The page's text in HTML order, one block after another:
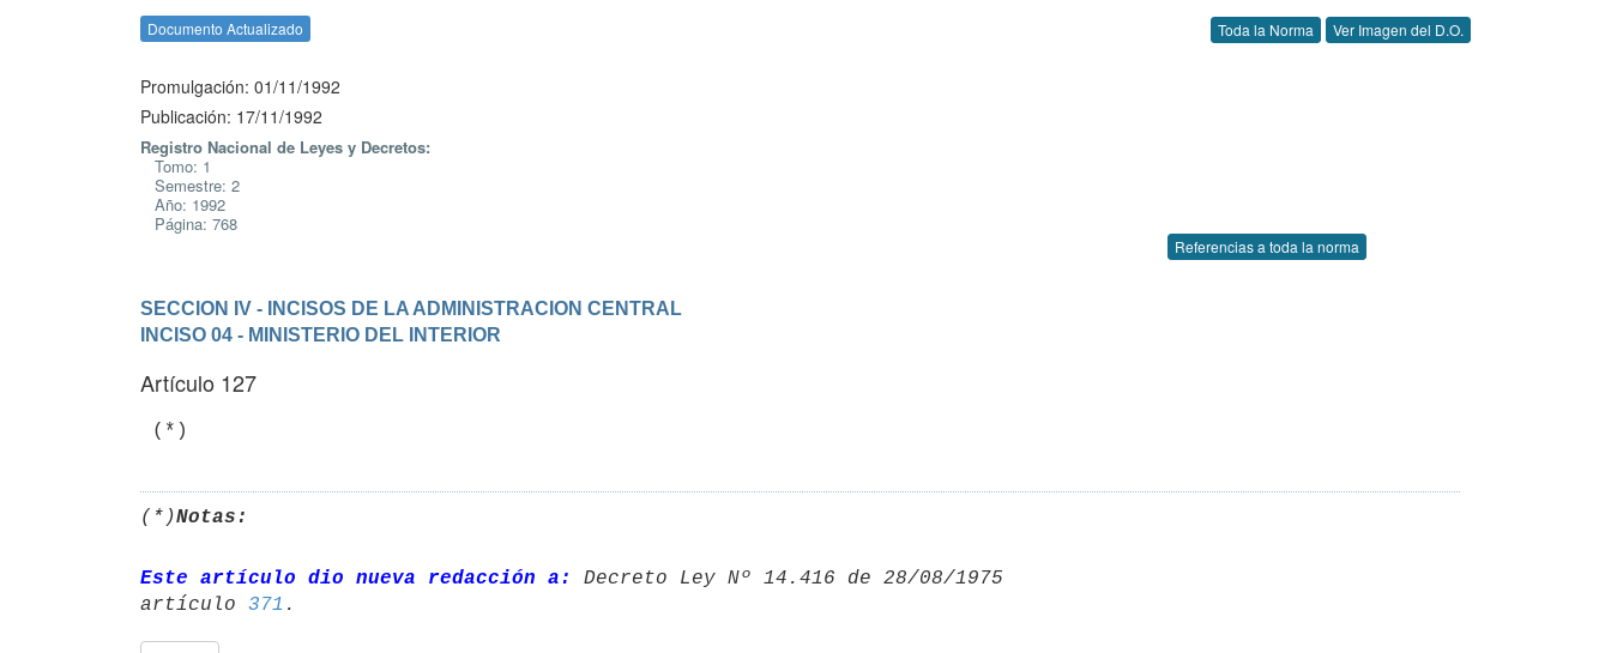
Documento Actualizado Toda la Norma Ver Imagen del D.O.
Promulgación: 01/11/1992
Publicación: 17/11/1992
Registro Nacional de Leyes y Decretos:
Tomo: 1
Semestre: 2
Año: 1992
Página: 768
Referencias a toda la norma
SECCION IV - INCISOS DE LA ADMINISTRACION CENTRAL
INCISO 04 - MINISTERIO DEL INTERIOR
Artículo 127
(*)Notas:
Este artículo dio nueva redacción a:
Decreto Ley Nº 14.416 de 28/08/1975
artículo 371